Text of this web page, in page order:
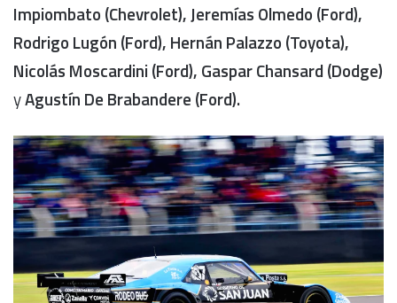
Impiombato (Chevrolet), Jeremías Olmedo (Ford),
Rodrigo Lugón (Ford), Hernán Palazzo (Toyota),
Nicolás Moscardini (Ford), Gaspar Chansard (Dodge)
yAgustín De Brabandere (Ford).